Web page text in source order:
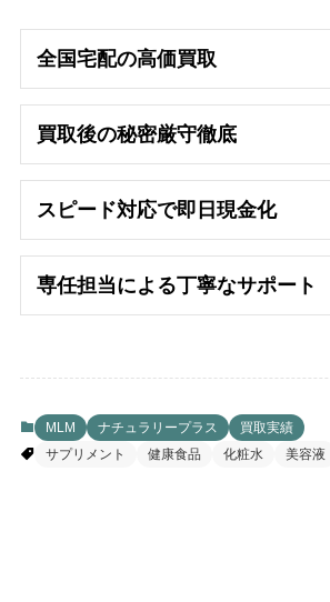
全国宅配の高価買取
買取後の秘密厳守徹底
スピード対応で即日 現金化
専任担当による丁寧なサポート
MLM ナチュラリープラス
買取実績
サプリメント
健康食品 化粧水 美容液